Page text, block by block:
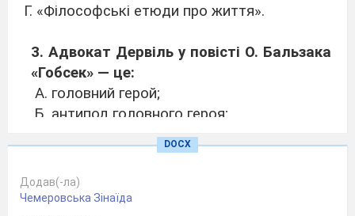
Г. «Філософські етюди про життя».
3. Адвокат Дервіль у повісті О. Бальзака
«Гобсек» — це:
А. головний герой;
Б. антипод головного героя;
В. герой-оповідач;
4. Що одержав Гобсек від графині де
Ресто за вексель?
DOCX
Додав(-ла)
Чемеровська Зінаїда